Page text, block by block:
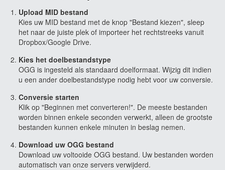
Upload MID bestand
Kies uw MID bestand met de knop "Bestand kiezen", sleep
het naar de juiste plek of importeer het rechtstreeks vanuit
Dropbox/Google Drive.
Kies het doelbestandstype
OGG is ingesteld als standaard doelformaat. Wijzig dit indien
u een ander doelbestandstype nodig hebt voor uw conversie.
Conversie starten
Klik op "Beginnen met converteren!". De meeste bestanden
worden binnen enkele seconden verwerkt, alleen de grootste
bestanden kunnen enkele minuten in beslag nemen.
Download uw OGG bestand
Download uw voltooide OGG bestand. Uw bestanden worden
automatisch van onze servers verwijderd.